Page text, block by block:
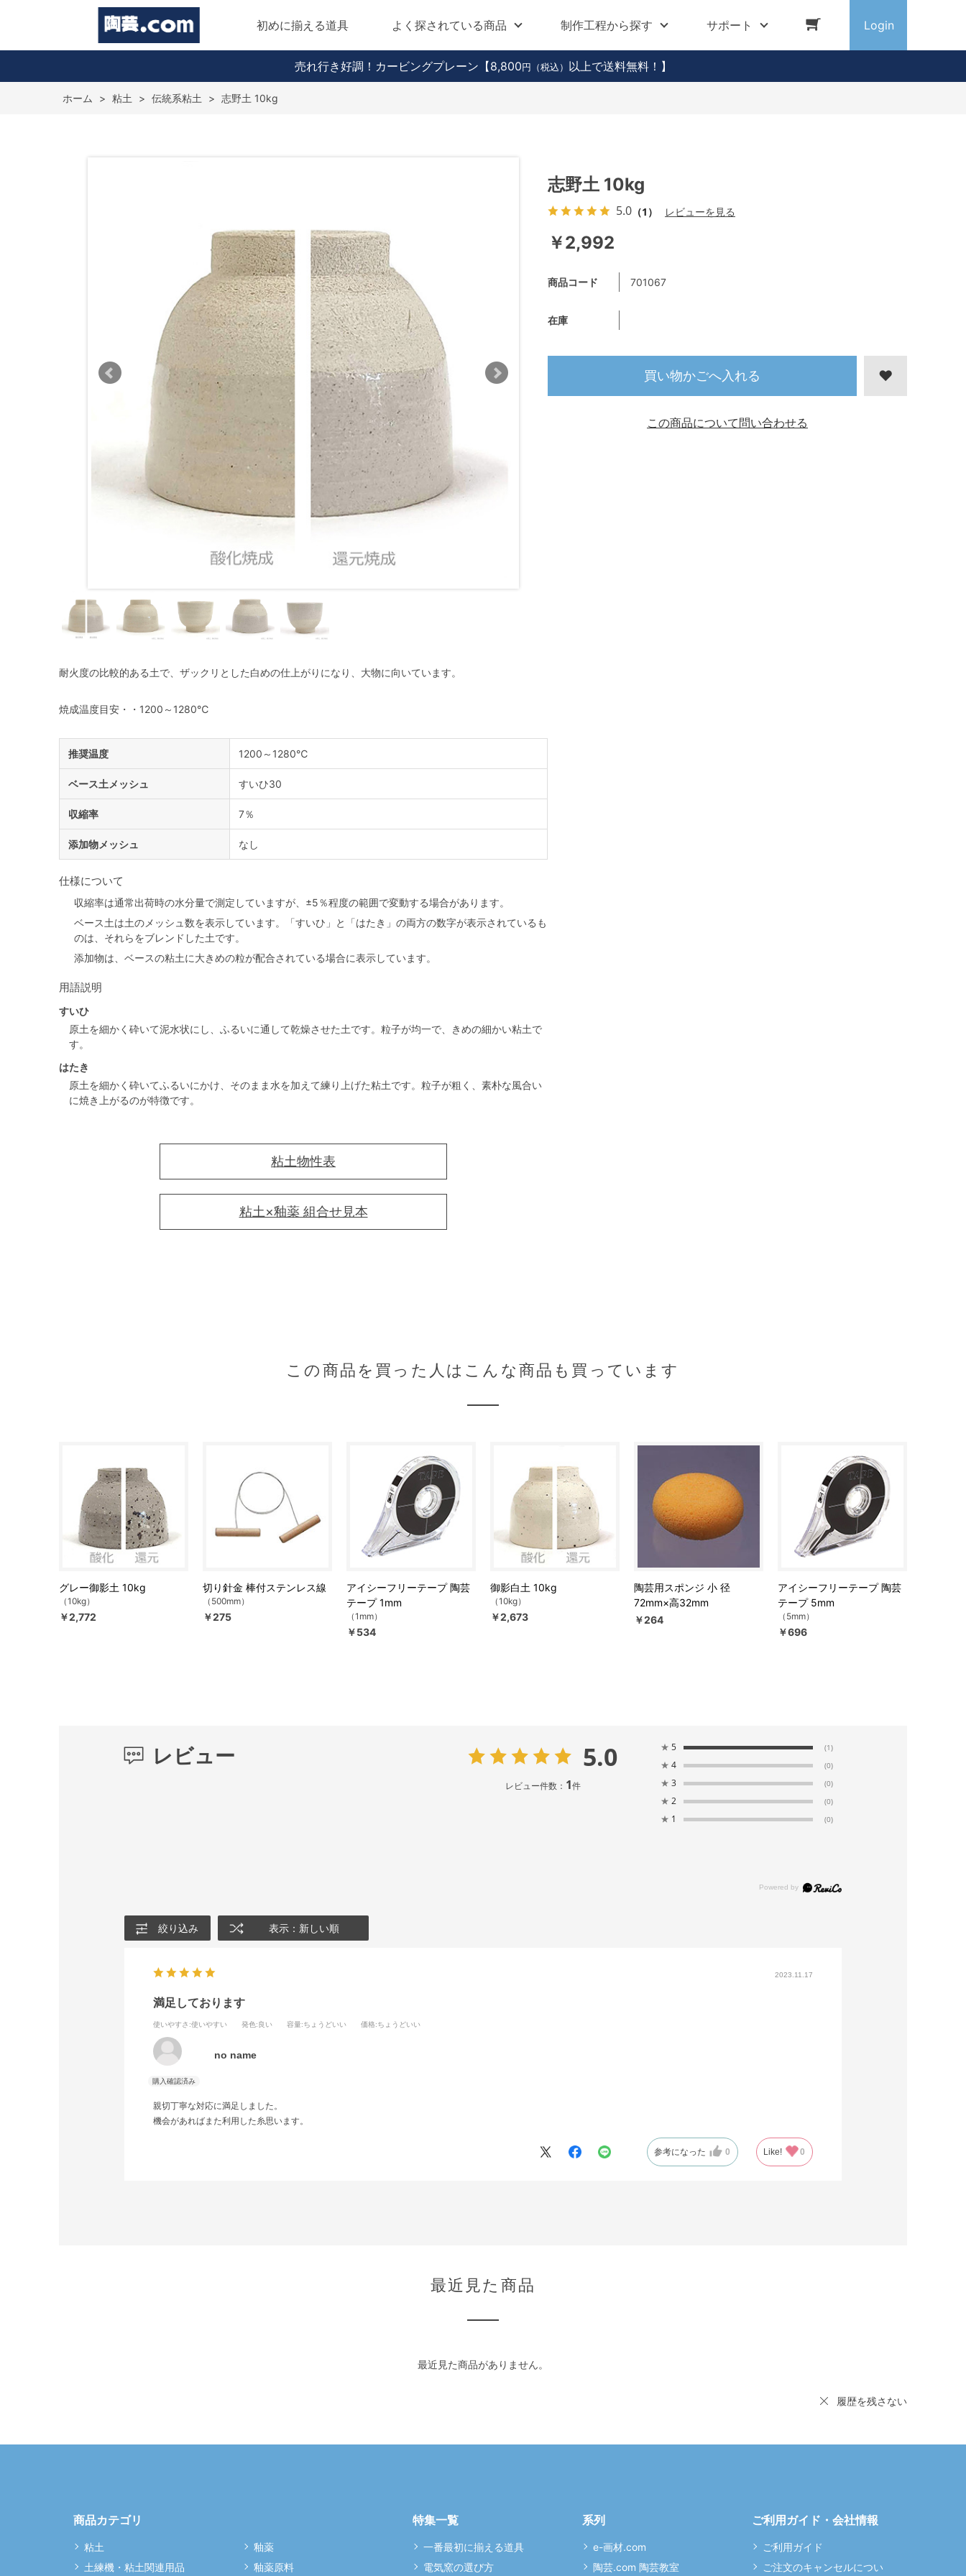
初めに揃える道具 よく探されている商品 制作工程から探す サポート Login
売れ行き好調！カービングプレーン 【8,800 円（税込） 以上で送料無料！】
ホーム > 粘土 > 伝統系粘土 > 志野土 10kg
耐火度の比較的ある土で、ザックリとした白めの仕上がりになり、大物に向いています。
焼成温度目安・・1200～1280℃
推奨温度 1200～1280℃
ベース土メッシュ すいひ30
収縮率 7％
添加物メッシュ なし
仕様について
収縮率は通常出荷時の水分量で測定していますが、±5％程度の範囲で変動する場合があります。
ベース土は土のメッシュ数を表示しています。「すいひ」と「はたき」の両方の数字が表示されているも
のは、それらをブレンドした土です。
添加物は、ベースの粘土に大きめの粒が配合されている場合に表示しています。
用語説明
すいひ
原土を細かく砕いて泥水状にし、ふるいに通して乾燥させた土です。粒子が均一で、きめの細かい粘土で
す。
はたき
原土を細かく砕いてふるいにかけ、そのまま水を加えて練り上げた粘土です。粒子が粗く、素朴な風合い
に焼き上がるのが特徴です。
粘土物性表
粘土×釉薬 組合せ見本
志野土 10kg
5.0 （1） レビューを見る
￥2,992
商品コード 701067
在庫
買い物かごへ入れる
この商品について問い合わせる
この商品を買った人はこんな商品も買っています
グレー御影土 10kg
（10kg）
￥2,772
切り針金 棒付ステンレス線
（500mm）
￥275
アイシーフリーテープ 陶芸
テープ 1mm
（1mm）
￥534
御影白土 10kg
（10kg）
￥2,673
陶芸用スポンジ 小 径
72mm×高32mm
￥264
アイシーフリーテープ 陶芸
テープ 5mm
（5mm）
￥696
レビュー 5.0
レビュー件数： 1件
★ 5 (1)
★ 4 (0)
★ 3 (0)
★ 2 (0)
★ 1 (0)
絞り込み 表示：新しい順
2023.11.17
満足しております
使いやすさ :使いやすい 発色:良い 容量:ちょうどいい 価格:ちょうどいい
no name
親切丁寧な対応に満足しました。
機会があればまた利用した糸思います。
参考になった 0 Like! 0
最近見た商品
最近見た商品がありません。
履歴を残さない
商品カテゴリ
粘土
土練機・粘土関連用品
釉薬
釉薬原料
特集一覧
一番最初に揃える道具
電気窯の選び方
系列
e-画材.com
陶芸.com 陶芸教室
ご利用ガイド・会社情報
ご利用ガイド
ご注文のキャンセルについ